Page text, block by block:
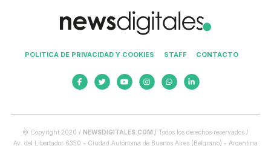
POLITICA DE PRIVACIDAD Y COOKIES STAFF CONTACTO
© Copyright 2020 / NEWSDIGITALES.COM / Todos los derechos reservados /
Av. del Libertador 6350 - Ciudad Autónoma de Buenos Aires (Belgrano) - Argentina